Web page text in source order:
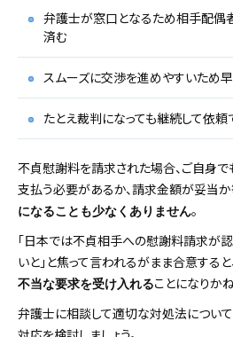
弁護士が窓口となるため相手配偶
済む
スムーズに交渉を進めやすいため
たとえ裁判になっても継続して依頼
不貞慰謝料を請求された場合、ご自身
支払う必要があるか、請求金額が妥当か
になることも少なくありません。
「日本では不貞相手への慰謝料請求が
いと」と焦って言われるがまま合意すると
不当な要求を受け入れることになりか
弁護士に相談して適切な対処法について